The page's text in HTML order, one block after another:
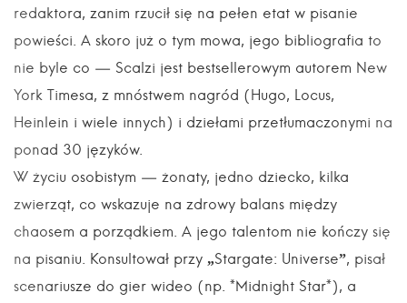
redaktora, zanim rzucił się na pełen etat w pisanie
powieści. A skoro już o tym mowa, jego bibliografia to
nie byle co — Scalzi jest bestsellerowym autorem New
York Timesa, z mnóstwem nagród (Hugo, Locus,
Heinlein i wiele innych) i dziełami przetłumaczonymi na
ponad 30 języków.
W życiu osobistym — żonaty, jedno dziecko, kilka
zwierząt, co wskazuje na zdrowy balans między
chaosem a porządkiem. A jego talentom nie kończy się
na pisaniu. Konsultował przy „Stargate: Universe”, pisał
scenariusze do gier wideo (np. *Midnight Star*), a